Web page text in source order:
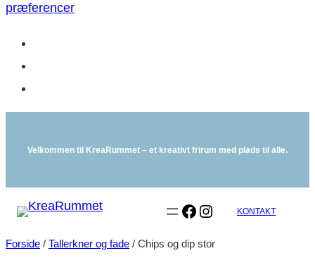
præferencer
Velkommen til KreaRummet – et kreativt frirum med plads til alle.
Facebook
Instagram
KONTAKT
Forside / Tallerkner og fade / Chips og dip stor